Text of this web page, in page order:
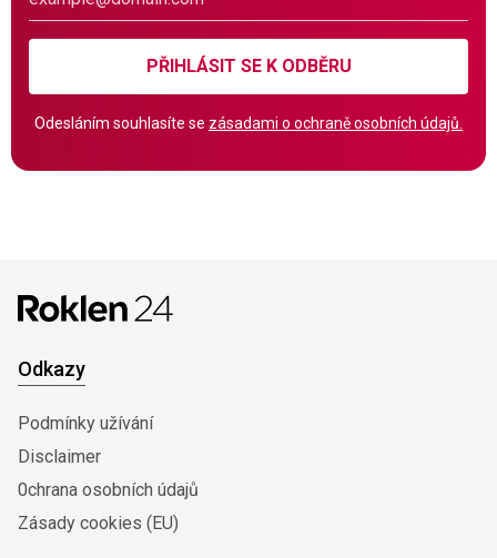
PŘIHLÁSIT SE K ODBĚRU
Odesláním souhlasíte se zásadami o ochraně osobních údajů.
Odkazy
Podmínky užívání
Disclaimer
0chrana osobních údajů
Zásady cookies (EU)